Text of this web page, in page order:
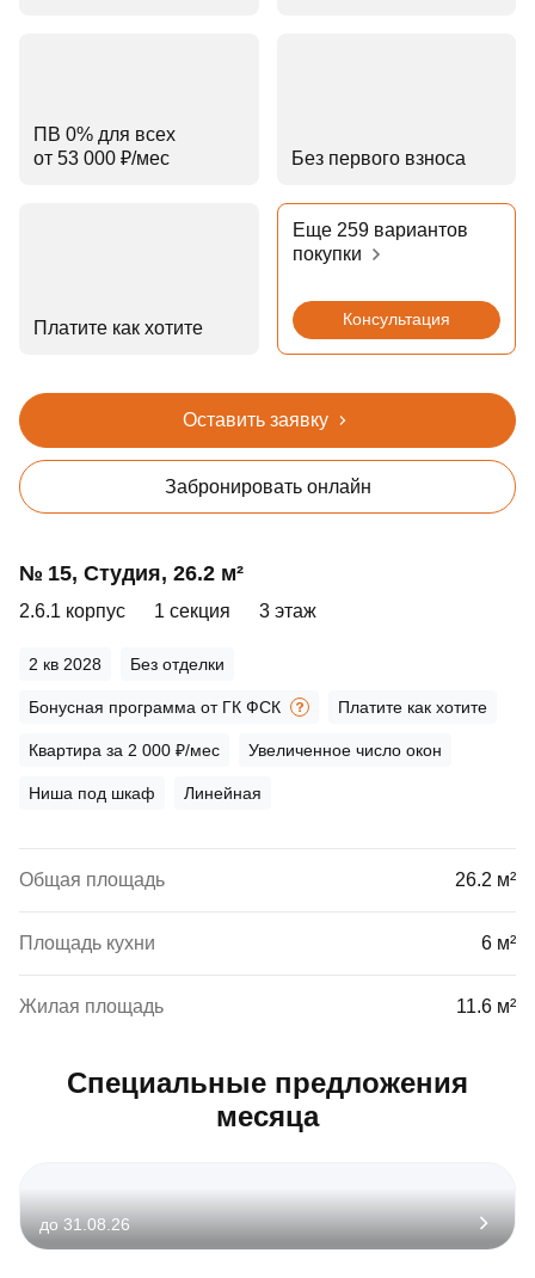
ПВ 0% для всех
от 53 000 ₽⁠/⁠мес
Без первого взноса
Платите как хотите
Еще 259 вариантов
покупки
Консультация
Оставить заявку
Забронировать онлайн
№ 15, Студия, 26.2 м²
2.6.1 корпус 1 секция 3 этаж
2 кв 2028 Без отделки
Бонусная программа от ГК ФСК Платите как хотите
Квартира за 2 000 ₽/мес Увеличенное число окон
Ниша под шкаф Линейная
Общая площадь 26.2 м²
Площадь кухни 6 м²
Жилая площадь 11.6 м²
Специальные предложения
месяца
до 31.08.26